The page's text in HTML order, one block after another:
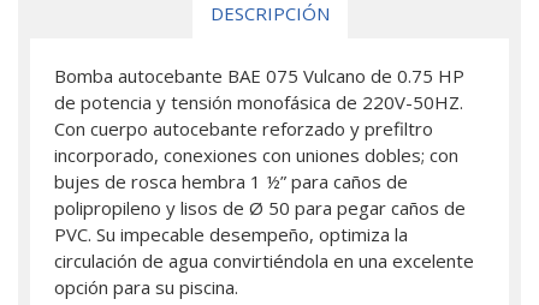
DESCRIPCIÓN
Bomba autocebante BAE 075 Vulcano de 0.75 HP
de potencia y tensión monofásica de 220V-50HZ.
Con cuerpo autocebante reforzado y prefiltro
incorporado, conexiones con uniones dobles; con
bujes de rosca hembra 1 ½” para caños de
polipropileno y lisos de Ø 50 para pegar caños de
PVC. Su impecable desempeño, optimiza la
circulación de agua convirtiéndola en una excelente
opción para su piscina.